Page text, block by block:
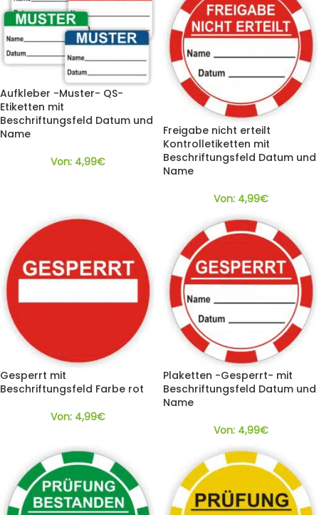
Aufkleber -Muster- QS-
Etiketten mit
Beschriftungsfeld Datum und
Name
Von: 4,99€
Freigabe nicht erteilt
Kontrolletiketten mit
Beschriftungsfeld Datum und
Name
Von: 4,99€
Gesperrt mit
Beschriftungsfeld Farbe rot
Von: 4,99€
Plaketten -Gesperrt- mit
Beschriftungsfeld Datum und
Name
Von: 4,99€